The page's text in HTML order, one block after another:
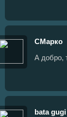
СМарко
А добро,
bata gugi